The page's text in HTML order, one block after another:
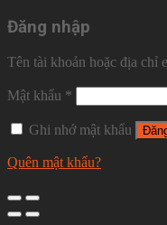
Đăng nhập
Tên tài khoản hoặc địa chỉ
Mật khẩu *
Ghi nhớ mật khẩu
Quên mật khẩu?